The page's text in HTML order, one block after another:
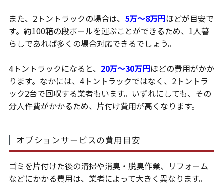
また、2トントラックの場合は、 5万～8万円ほどが目安で
す。約100箱の段ボールを運ぶことができるため、1人暮
らしであれば多くの場合対応できるでしょう。
4トントラックになると、 20万～30万円ほどの費用がかか
ります。なかには、4トントラックではなく、2トントラ
ック2台で回収する業者もいます。いずれにしても、その
分人件費がかかるため、片付け費用が高くなります。
オプションサービスの費用目安
ゴミを片付けた後の清掃や消臭・脱臭作業、リフォーム
などにかかる費用は、業者によって大きく異なります。